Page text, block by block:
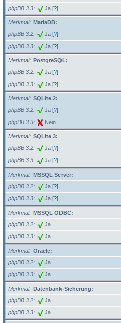
phpBB 3.3 Ja [?]
Merkmal
MariaDB:
phpBB 3.2
Ja [?]
phpBB 3.3 Ja [?]
Merkmal
PostgreSQL:
phpBB 3.2
Ja [?]
phpBB 3.3 Ja [?]
Merkmal
SQLite 2:
phpBB 3.2
Ja [?]
phpBB 3.3 Nein
Merkmal
SQLite 3:
phpBB 3.2
Ja [?]
phpBB 3.3 Ja [?]
Merkmal
MSSQL Server:
phpBB 3.2
Ja [?]
phpBB 3.3 Ja [?]
Merkmal
MSSQL ODBC:
phpBB 3.2
Ja
phpBB 3.3 Ja
Merkmal
Oracle:
phpBB 3.2
Ja
phpBB 3.3 Ja
Merkmal
Datenbank-Sicherung:
phpBB 3.2
Ja
phpBB 3.3 Ja